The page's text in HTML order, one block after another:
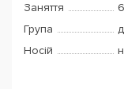
Заняття
Група
Носій